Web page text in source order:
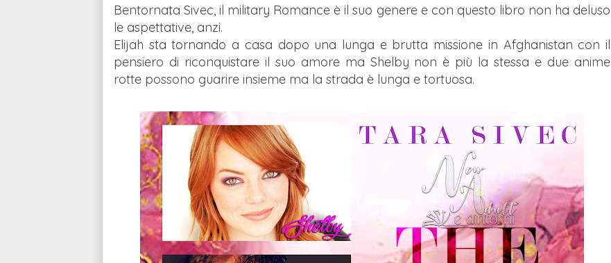
Bentornata Sivec, il military Romance è il suo genere e con questo libro non ha deluso
le aspettative, anzi.
Elijah sta tornando a casa dopo una lunga e brutta missione in Afghanistan con il
pensiero di riconquistare il suo amore ma Shelby non è più la stessa e due anime
rotte possono guarire insieme ma la strada è lunga e tortuosa.